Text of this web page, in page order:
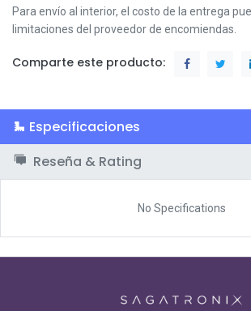
Para envío al interior, el costo de la entrega
limitaciones del proveedor de encomiendas.
Comparte este producto:
Especificaciones
Reseña & Rating
No Specifications